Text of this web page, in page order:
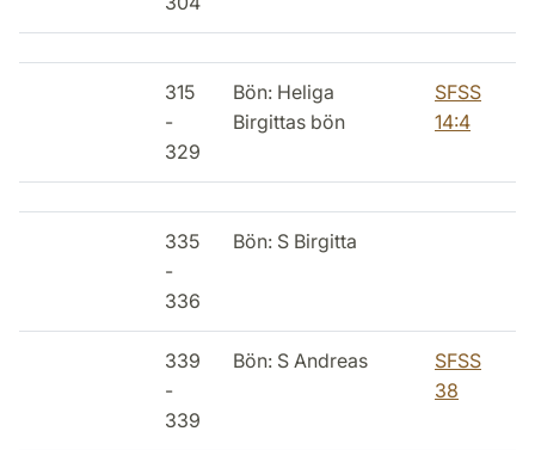
315
-
329
Bön: Heliga
Birgittas bön
SFSS
14:4
335
-
336
Bön: S Birgitta
339
-
339
Bön: S Andreas
SFSS
38